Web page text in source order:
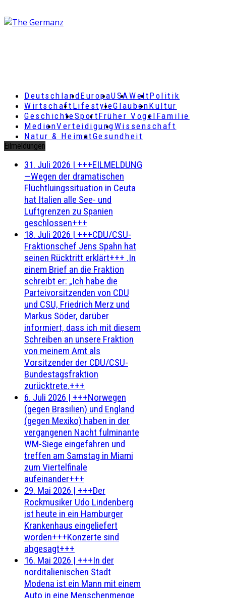
DeutschlandEuropaUSAWeltPolitik
Wirtschaft LifestyleGlaubenKultur
GeschichteSportFrüher Vogel Familie
MedienVerteidigungWissenschaft
Natur & HeimatGesundheit
Eilmeldungen
31. Juli 2026 | +++EILMELDUNG
—Wegen der dramatischen
Flüchtluingssituation in Ceuta
hat Italien alle See- und
Luftgrenzen zu Spanien
geschlossen+++
18. Juli 2026 | +++CDU/CSU-
Fraktionschef Jens Spahn hat
seinen Rücktritt erklärt+++ .In
einem Brief an die Fraktion
schreibt er: „Ich habe die
Parteivorsitzenden von CDU
und CSU, Friedrich Merz und
Markus Söder, darüber
informiert, dass ich mit diesem
Schreiben an unsere Fraktion
von meinem Amt als
Vorsitzender der CDU/CSU-
Bundestagsfraktion
zurücktrete.+++
6. Juli 2026 | +++Norwegen
(gegen Brasilien) und England
(gegen Mexiko) haben in der
vergangenen Nacht fulminante
WM-Siege eingefahren und
treffen am Samstag in Miami
zum Viertelfinale
aufeinander+++
29. Mai 2026 | +++Der
Rockmusiker Udo Lindenberg
ist heute in ein Hamburger
Krankenhaus eingeliefert
worden+++Konzerte sind
abgesagt+++
16. Mai 2026 | +++In der
norditalienischen Stadt
Modena ist ein Mann mit einem
Auto in eine Menschenmenge